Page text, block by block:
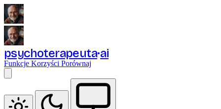
psychoterapeuta ai
Funkcje Korzyści Porównaj